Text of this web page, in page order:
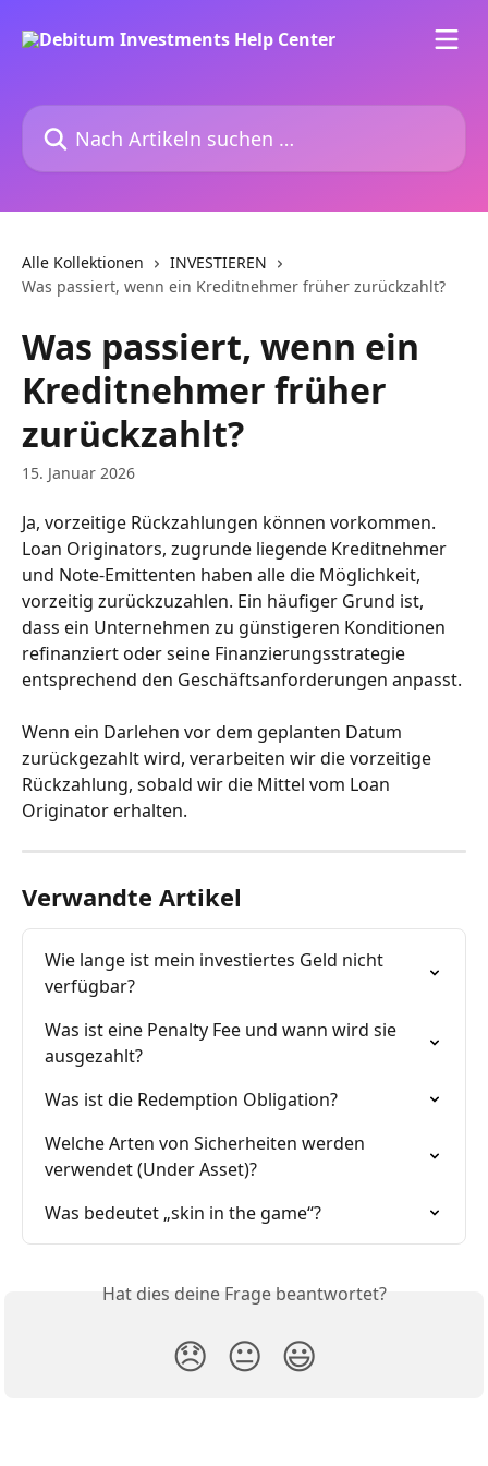
Nach Artikeln suchen …
Alle Kollektionen
INVESTIEREN
Was passiert, wenn ein Kreditnehmer früher zurückzahlt?
Was passiert, wenn ein
Kreditnehmer früher
zurückzahlt?
15. Januar 2026
Ja, vorzeitige Rückzahlungen können vorkommen.
Loan Originators, zugrunde liegende Kreditnehmer
und Note-Emittenten haben alle die Möglichkeit,
vorzeitig zurückzuzahlen. Ein häufiger Grund ist,
dass ein Unternehmen zu günstigeren Konditionen
refinanziert oder seine Finanzierungsstrategie
entsprechend den Geschäftsanforderungen anpasst.
Wenn ein Darlehen vor dem geplanten Datum
zurückgezahlt wird, verarbeiten wir die vorzeitige
Rückzahlung, sobald wir die Mittel vom Loan
Originator erhalten.
Verwandte Artikel
Wie lange ist mein investiertes Geld nicht
verfügbar?
Was ist eine Penalty Fee und wann wird sie
ausgezahlt?
Was ist die Redemption Obligation?
Welche Arten von Sicherheiten werden
verwendet (Under Asset)?
Was bedeutet „skin in the game“?
Hat dies deine Frage beantwortet?
😞 😐 😃